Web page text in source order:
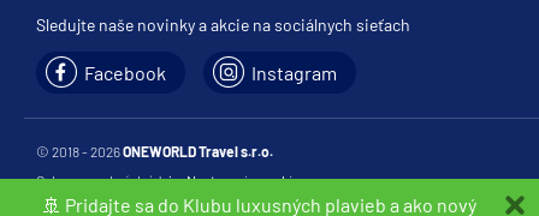
🚢 Pridajte sa do Klubu luxusných plavieb a ako nový
Sledujte naše novinky a akcie na sociálnych sieťach
Facebook Instagram
© 2018 - 2026ONEWORLD Travel s.r.o.
Ochrana osobných údajovNastavenia cookies
webdesign:netropolis s. r. o.